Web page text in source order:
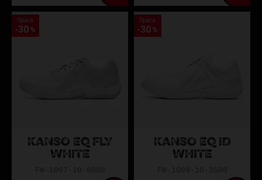
KANSO EQ FLY
WHITE
Spara
30 %
KANSO EQ ID
WHITE
Spara
30 %